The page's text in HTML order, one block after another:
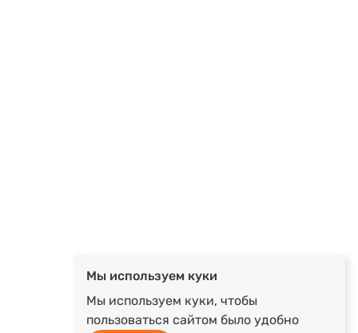
Мы используем куки
Мы используем куки, чтобы
пользоваться сайтом было удобно